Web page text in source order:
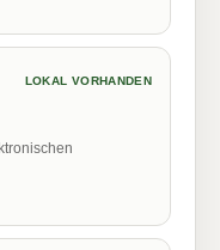
LOKAL VORHANDEN